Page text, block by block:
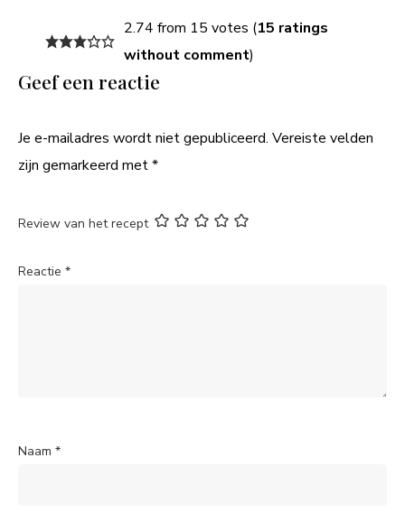
2.74 from 15 votes (15 ratings
without comment)
Geef een reactie
Je e-mailadres wordt niet gepubliceerd. Vereiste velden
zijn gemarkeerd met*
Review van het recept
Reactie *
Naam *